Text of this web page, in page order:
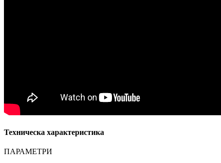
Техническа характеристика
ПАРАМЕТРИ